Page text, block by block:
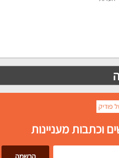
פודיק
וכתבות מעניינות